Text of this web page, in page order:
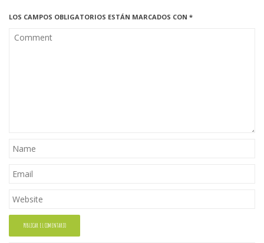
LOS CAMPOS OBLIGATORIOS ESTÁN MARCADOS CON *